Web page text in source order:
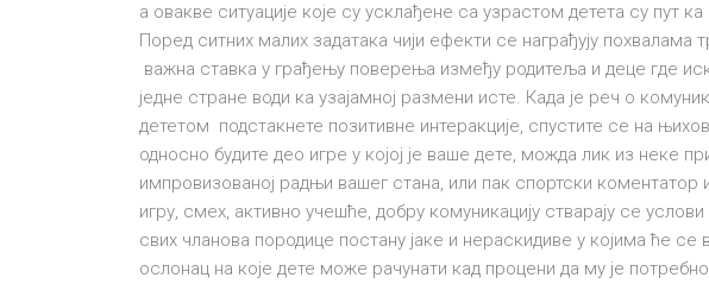
а овакве ситуације које су усклађене са узрастом детета су пут
Поред ситних малих задатака чији ефекти се награђују похвалама
важна ставка у грађењу поверења између родитеља и деце где
једне стране води ка узајамној размени исте. Када је реч о
дететом подстакнете позитивне интеракције, спустите се на
односно будите део игре у којој је ваше дете, можда лик из неке
импровизованој радњи вашег стана, или пак спортски коментатор
игру, смех, активно учешће, добру комуникацију стварају се
свих чланова породице постану јаке и нераскидиве у којима ће
ослонац на које дете може рачунати кад процени да му је потребно.